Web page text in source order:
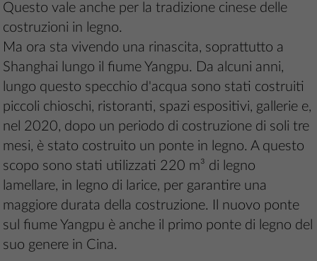
Questo vale anche per la tradizione cinese delle
costruzioni in legno.
Ma ora sta vivendo una rinascita, soprattutto a
Shanghai lungo il fiume Yangpu. Da alcuni anni,
lungo questo specchio d'acqua sono stati costruiti
piccoli chioschi, ristoranti, spazi espositivi, gallerie e,
nel 2020, dopo un periodo di costruzione di soli tre
mesi, è stato costruito un ponte in legno. A questo
scopo sono stati utilizzati 220 m³ di legno
lamellare, in legno di larice, per garantire una
maggiore durata della costruzione. Il nuovo ponte
sul fiume Yangpu è anche il primo ponte di legno del
suo genere in Cina.